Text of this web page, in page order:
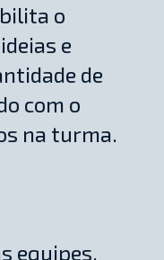
o
e
de
com o
na turma.
equipes,